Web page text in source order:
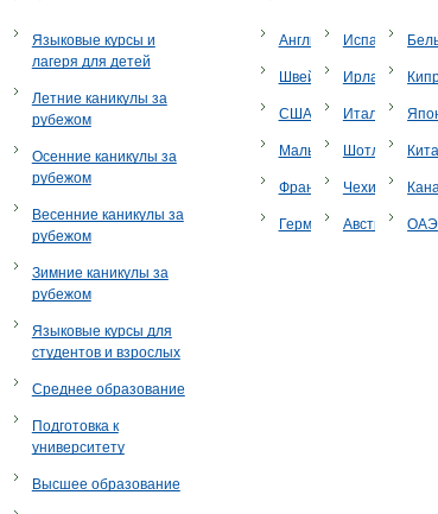
Языковые курсы и
лагеря для детей
Летние каникулы за
рубежом
Осенние каникулы за
рубежом
Весенние каникулы за
рубежом
Зимние каникулы за
рубежом
Языковые курсы для
студентов и взрослых
Среднее образование
Подготовка к
университету
Высшее образование
Англия
Швейцария
США
Мальта
Франция
Германия
Испания
Ирландия
Италия
Шотландия
Чехия
Австрия
Кипр
ОАЭ